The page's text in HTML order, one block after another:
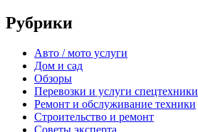
Рубрики
Авто / мото услуги
Дом и сад
Обзоры
Перевозки и услуги спецтехники
Ремонт и обслуживание техники
Строительство и ремонт
Советы эксперта